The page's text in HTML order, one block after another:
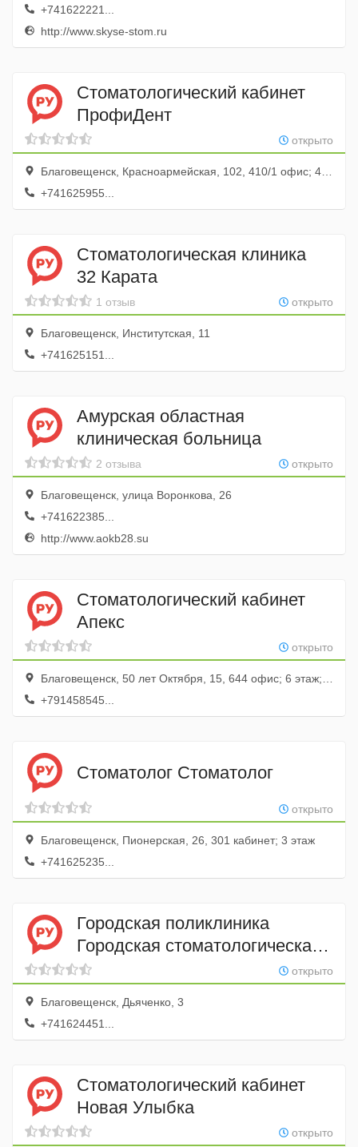
+741622221...
http://www.skyse-stom.ru
Стоматологический кабинет
ПрофиДент
открыто
Благовещенск, Красноармейская, 102, 410/1 офис; 4 этаж
+741625955...
Стоматологическая клиника
32 Карата
открыто
1 отзыв
Благовещенск, Институтская, 11
+741625151...
Амурская областная
клиническая больница
открыто
2 отзыва
Благовещенск, улица Воронкова, 26
+741622385...
http://www.aokb28.su
Стоматологический кабинет
Апекс
открыто
Благовещенск, 50 лет Октября, 15, 644 офис; 6 этаж; ТК Амурская ярмарка
+791458545...
Стоматолог Стоматолог
открыто
Благовещенск, Пионерская, 26, 301 кабинет; 3 этаж
+741625235...
Городская поликлиника
Городская стоматологическая
поликлиника
открыто
Благовещенск, Дьяченко, 3
+741624451...
Стоматологический кабинет
Новая Улыбка
открыто